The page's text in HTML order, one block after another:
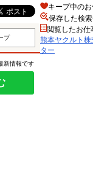
プ
新情報です
キープ中のお
保存した検
閲覧したお仕
熊本ヤクルト
ター